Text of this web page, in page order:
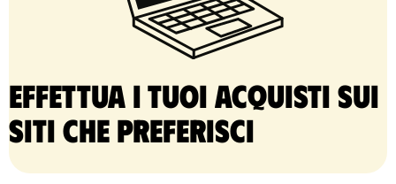
Effettua i tuoi acquisti sui
siti che preferisci